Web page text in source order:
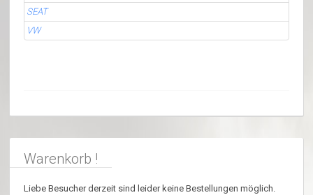
SEAT
VW
Warenkorb !
Liebe Besucher derzeit sind leider keine Bestellungen möglich.